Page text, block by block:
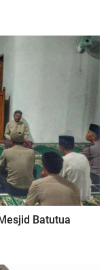
Batutua